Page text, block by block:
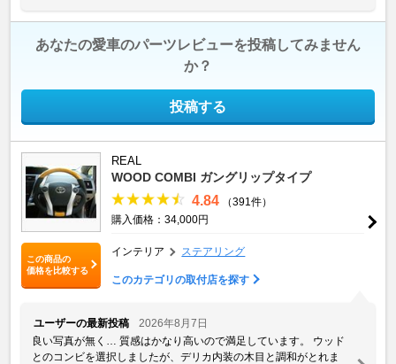
あなたの愛車のパーツレビューを投稿してみません
か？
投稿する
この商品の
価格を比較する
REAL
WOOD COMBI ガングリップタイプ
4.84
（391件）
購入価格：34,000円
インテリア ステアリング
このカテゴリの取付店を探す
ユーザーの最新投稿
2026年8月7日
良い写真が無く… 質感はかなり高いので満足しています。 ウッド
とのコンビを選択しましたが、デリカ内装の木目と調和がとれま